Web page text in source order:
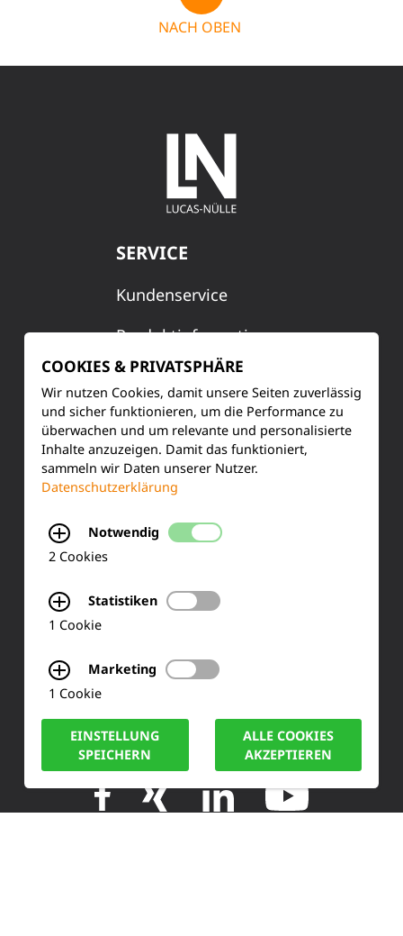
NACH OBEN
SERVICE
Kundenservice
Produktinformationen
Training & Schulung
Ihre Meinung
FAQ
KONTAKT
50170 Kerpen
Tel.: +49 (0) 2273-567 0
info@lucas-nuelle.de
COOKIES & PRIVATSPHÄRE
Wir nutzen Cookies, damit unsere Seiten zuverlässig
und sicher funktionieren, um die Performance zu
überwachen und um relevante und personalisierte
Inhalte anzuzeigen. Damit das funktioniert,
sammeln wir Daten unserer Nutzer.
Datenschutzerklärung
Notwendig
2 Cookies
Statistiken
1 Cookie
Marketing
1 Cookie
EINSTELLUNG
SPEICHERN
ALLE COOKIES
AKZEPTIEREN